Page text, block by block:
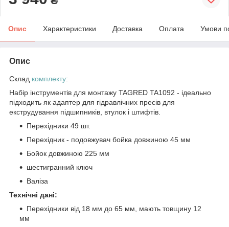
Опис Характеристики Доставка Оплата Умови
Опис
Склад комплекту:
Набір інструментів для монтажу TAGRED TA1092 - ідеально
підходить як адаптер для гідравлічних пресів для
екструдування підшипників, втулок і штифтів.
Перехідники 49 шт.
Перехідник - подовжувач бойка довжиною 45 мм
Бойок довжиною 225 мм
шестигранний ключ
Валіза
Технічні дані:
Перехідники від 18 мм до 65 мм, мають товщину 12
мм